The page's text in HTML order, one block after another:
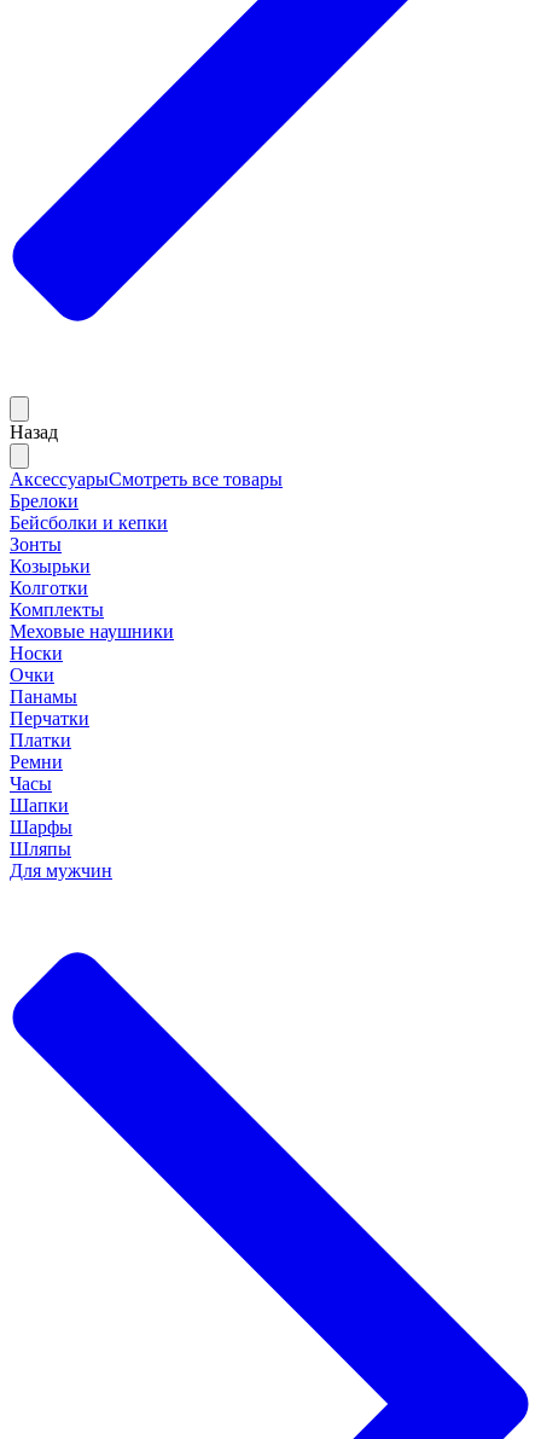
Назад
АксессуарыСмотреть все товары
Брелоки
Бейсболки и кепки
Зонты
Козырьки
Колготки
Комплекты
Меховые наушники
Носки
Очки
Панамы
Перчатки
Платки
Ремни
Часы
Шапки
Шарфы
Шляпы
Для мужчин